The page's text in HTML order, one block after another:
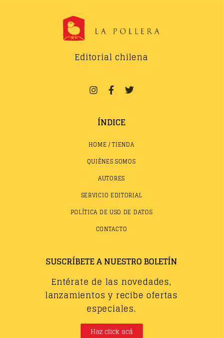
Editorial chilena
ÍNDICE
HOME / TIENDA
QUIÉNES SOMOS
AUTORES
SERVICIO EDITORIAL
POLÍTICA DE USO DE DATOS
CONTACTO
SUSCRÍBETE A NUESTRO BOLETÍN
Entérate de las novedades,
lanzamientos y recibe ofertas
especiales.
Haz click acá